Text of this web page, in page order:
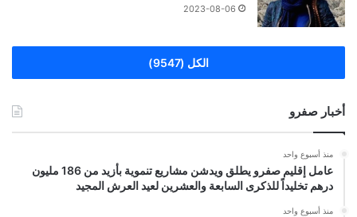
2023-08-06
الكل (9547)
أخبار صفرو
منذ أسبوع واحد
عامل إقليم صفرو يطلق ويدشن مشاريع تنموية بأزيد من 186 مليون
درهم تخليداً للذكرى السابعة والعشرين لعيد العرش المجيد
منذ أسبوع واحد